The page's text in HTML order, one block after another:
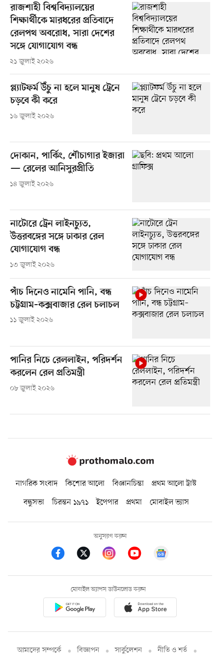
রাজশাহী বিশ্ববিদ্যালয়ের
শিক্ষার্থীকে মারধরের প্রতিবাদে
রেলপথ অবরোধ, সারা দেশের
সঙ্গে যোগাযোগ বন্ধ
২১ জুলাই ২০২৬
প্ল্যাটফর্ম উঁচু না হলে মানুষ ট্রেনে
চড়বে কী করে
১৬ জুলাই ২০২৬
দোকান, পার্কিং, শৌচাগার ইজারা
— রেলের আনিসুরপ্রীতি
১৪ জুলাই ২০২৬
নাটোরে ট্রেন লাইনচ্যুত,
উত্তরবঙ্গের সঙ্গে ঢাকার রেল
যোগাযোগ বন্ধ
১৩ জুলাই ২০২৬
পাঁচ দিনেও নামেনি পানি, বন্ধ
চট্টগ্রাম–কক্সবাজার রেল চলাচল
১১ জুলাই ২০২৬
পানির নিচে রেললাইন, পরিদর্শন
করলেন রেল প্রতিমন্ত্রী
০৮ জুলাই ২০২৬
নাগরিক সংবাদ কিশোর আলো বিজ্ঞানচিন্তা
প্রথম আলো ট্রাস্ট
বন্ধুসভা
চিরন্তন ১৯৭১ ইপেপার প্রথমা মোবাইল ভ্যাস
অনুসরণ করুন
মোবাইল অ্যাপস ডাউনলোড করুন
আমাদের সম্পর্কে বিজ্ঞাপন সার্কুলেশন নীতি ও শর্ত